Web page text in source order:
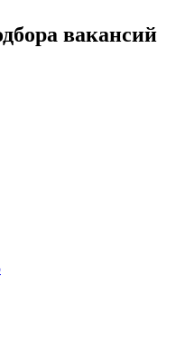
вакансий